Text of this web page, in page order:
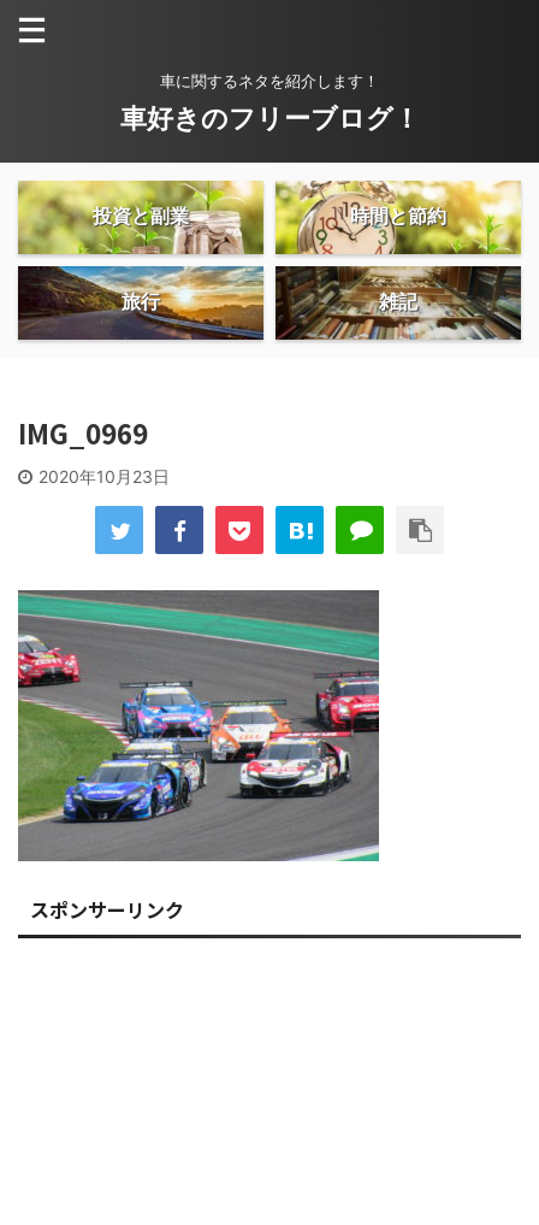
車に関するネタを紹介します！
車好きのフリーブログ！
投資と副業 時間と節約
旅行 雑記
IMG_0969
2020年10月23日
スポンサーリンク